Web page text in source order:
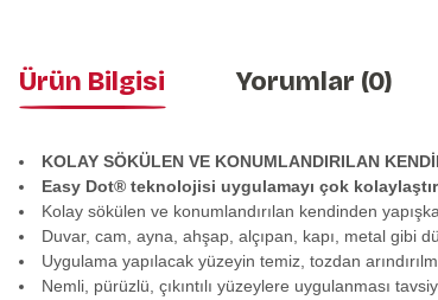
Ürün Bilgisi Yorumlar (0)
KOLAY SÖKÜLEN VE KONUMLANDIRILAN
Easy Dot® teknolojisi uygulamayı çok
Kolay sökülen ve konumlandırılan kendinden
Duvar, cam, ayna, ahşap, alçıpan, kapı, metal gibi
Uygulama yapılacak yüzeyin temiz, tozdan
Nemli, pürüzlü, çıkıntılı yüzeylere uygulanması